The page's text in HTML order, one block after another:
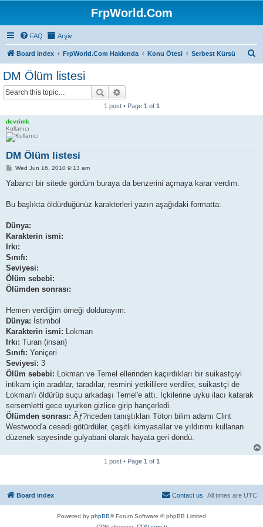
FrpWorld.Com
FAQ Arşiv
Board index FrpWorld.Com Hakkında Konu Ötesi Serbest Kürsü
DM Ölüm listesi
Search
1 post • Page 1 of 1
devrimk
Kullanıcı
DM Ölüm listesi
P
s
Wed Jun 16, 2010 9:13 am
Yabancı bir sitede gördüm buraya da benzerini açmaya karar verdim.
Bu başlıkta öldürdüğünüz karakterleri yazın aşağıdaki formatta:
Dünya:
Karakterin ismi:
Irkı:
Sınıfı:
Seviyesi:
Ölüm sebebi:
Ölümden sonrası:
Hemen verdiğim örneği doldurayım:
Dünya: İstimbol
Karakterin ismi: Lokman
Irkı: Turan (insan)
Sınıfı: Yeniçeri
Seviyesi: 3
Ölüm sebebi: Lokman ve Temel ellerinden kaçırdıkları bir suikastçiyi
intikam için aradılar, taradılar, resmini yetkililere verdiler, suikastçi de
Lokman'ı öldürüp suçu arkadaşı Temel'e attı. İçkilerine uyku ilacı katarak
sersemletti gece uyurken gizlice girip hançerledi.
Ölümden sonrası: Ãƒ?nceden tanıştıkları Töton bilim adamı Clint
Westwood'a cesedi götürdüler, çeşitli kimyasallar ve yıldırımı kullanan
düzenek sayesinde gulyabani olarak hayata geri döndü.
1 post • Page 1 of 1
Board index All times are UTC
Contact us
Powered by phpBB® Forum Software © phpBB Limited